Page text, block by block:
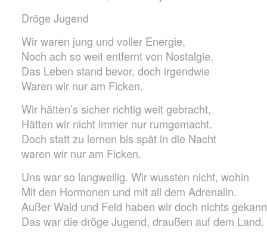
Dröge Jugend
Wir waren jung und voller Energie,
Noch ach so weit entfernt von Nostalgie.
Das Leben stand bevor, doch irgendwie
Waren wir nur am Ficken.
Wir hätten’s sicher richtig weit gebracht,
Hätten wir nicht immer nur rumgemacht.
Doch statt zu lernen bis spät in die Nacht
waren wir nur am Ficken.
Uns war so langweilig. Wir wussten nicht, wohin
Mit den Hormonen und mit all dem Adrenalin.
Außer Wald und Feld haben wir doch nichts
Das war die dröge Jugend, draußen auf dem Land.